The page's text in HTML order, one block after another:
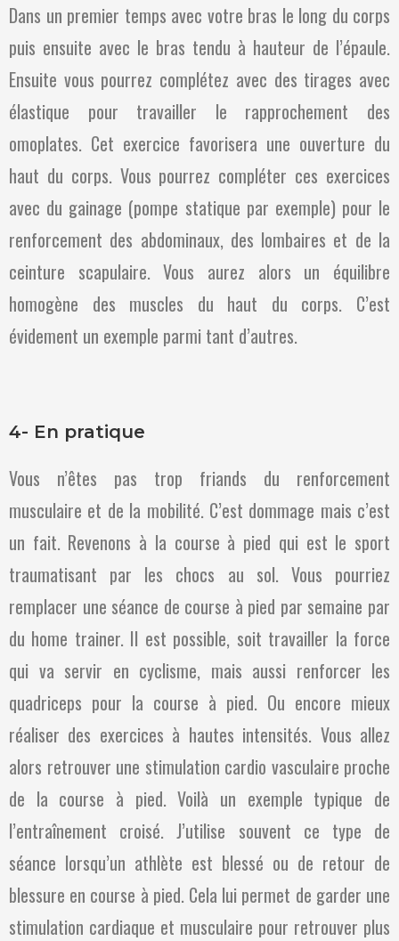
Dans un premier temps avec votre bras le long du corps
puis ensuite avec le bras tendu à hauteur de l’épaule.
Ensuite vous pourrez complétez avec des tirages avec
élastique pour travailler le rapprochement des
omoplates. Cet exercice favorisera une ouverture du
haut du corps. Vous pourrez compléter ces exercices
avec du gainage (pompe statique par exemple) pour le
renforcement des abdominaux, des lombaires et de la
ceinture scapulaire. Vous aurez alors un équilibre
homogène des muscles du haut du corps. C’est
évidement un exemple parmi tant d’autres.
4- En pratique
Vous n’êtes pas trop friands du renforcement
musculaire et de la mobilité. C’est dommage mais c’est
un fait. Revenons à la course à pied qui est le sport
traumatisant par les chocs au sol. Vous pourriez
remplacer une séance de course à pied par semaine par
du home trainer. Il est possible, soit travailler la force
qui va servir en cyclisme, mais aussi renforcer les
quadriceps pour la course à pied. Ou encore mieux
réaliser des exercices à hautes intensités. Vous allez
alors retrouver une stimulation cardio vasculaire proche
de la course à pied. Voilà un exemple typique de
l’entraînement croisé. J’utilise souvent ce type de
séance lorsqu’un athlète est blessé ou de retour de
blessure en course à pied. Cela lui permet de garder une
stimulation cardiaque et musculaire pour retrouver plus